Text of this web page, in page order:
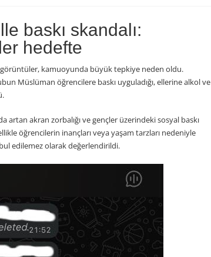
baskı skandalı:
hedefte
görüntüler, kamuoyunda büyük tepkiye neden oldu.
Müslüman öğrencilere baskı uyguladığı, ellerine alkol ve
artan akran zorbalığı ve gençler üzerindeki sosyal baskı
öğrencilerin inançları veya yaşam tarzları nedeniyle
edilemez olarak değerlendirildi.